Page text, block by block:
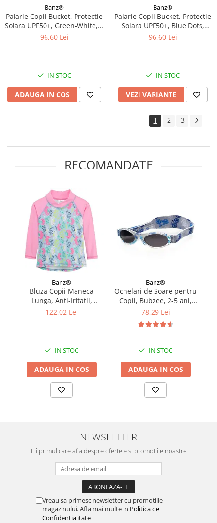
Banz®
Palarie Copii Bucket, Protectie
Solara UPF50+, Green-White, 2
- 4 ani
96,60 Lei
IN STOC
ADAUGA IN COS
Banz®
Palarie Copii Bucket, Protectie
Solara UPF50+, Blue Dots,
Diverse marimi
96,60 Lei
IN STOC
VEZI VARIANTE
1 2 3
RECOMANDATE
Banz®
Bluza Copii Maneca
Lunga, Anti-Iritatii,
Protectie Soare UPF50+,
122,02 Lei
IN STOC
ADAUGA IN COS
Banz®
Ochelari de Soare pentru
Copii, Bubzee, 2-5 ani,
Diverse culori
78,29 Lei
IN STOC
ADAUGA IN COS
NEWSLETTER
Fii primul care afla despre ofertele si promotiile noastre
Vreau sa primesc newsletter cu promotiile
magazinului. Afla mai multe in Politica de
Confidentialitate